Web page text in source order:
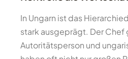
In Ungarn ist das
stark ausgeprägt. Der Chef
Autoritätsperson und